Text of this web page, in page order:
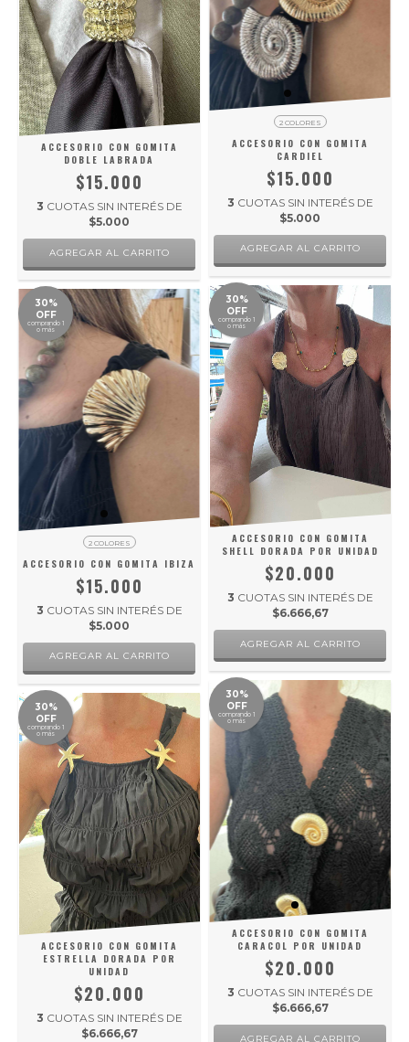
ACCESORIO CON GOMITA
DOBLE LABRADA
$15.000
3 CUOTAS SIN INTERÉS DE
$5.000
2 COLORES
ACCESORIO CON GOMITA
CARDIEL
$15.000
3 CUOTAS SIN INTERÉS DE
$5.000
AGREGAR AL CARRITO
30%
OFF
comprando 1
o más
2 COLORES
ACCESORIO CON GOMITA IBIZA
$15.000
3 CUOTAS SIN INTERÉS DE
$5.000
AGREGAR AL CARRITO
30%
OFF
comprando 1
o más
ACCESORIO CON GOMITA
SHELL DORADA POR UNIDAD
$20.000
3 CUOTAS SIN INTERÉS DE
$6.666,67
30%
OFF
comprando 1
o más
ACCESORIO CON GOMITA
ESTRELLA DORADA POR
UNIDAD
$20.000
3 CUOTAS SIN INTERÉS DE
$6.666,67
30%
OFF
comprando 1
o más
ACCESORIO CON GOMITA
CARACOL POR UNIDAD
$20.000
3 CUOTAS SIN INTERÉS DE
$6.666,67